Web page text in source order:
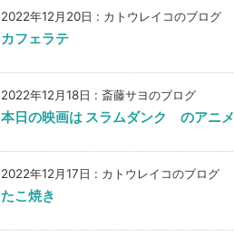
2022年12月20日 : カトウレイコのブログ
カフェラテ
2022年12月18日 : 斎藤サヨのブログ
本日の映画は スラムダンク のアニメ
2022年12月17日 : カトウレイコのブログ
たこ焼き